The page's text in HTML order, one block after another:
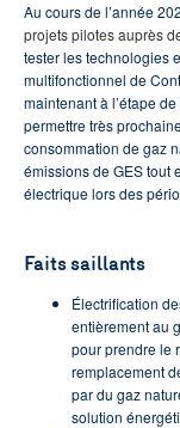
Au cours de l’année
projets pilotes auprès
tester les technologies
multifonctionnel de
maintenant à l’étape
permettre très
consommation de gaz
émissions de GES tout
électrique lors des
Faits saillants
Électrification
entièrement au
pour prendre le
remplacement
par du gaz
solution